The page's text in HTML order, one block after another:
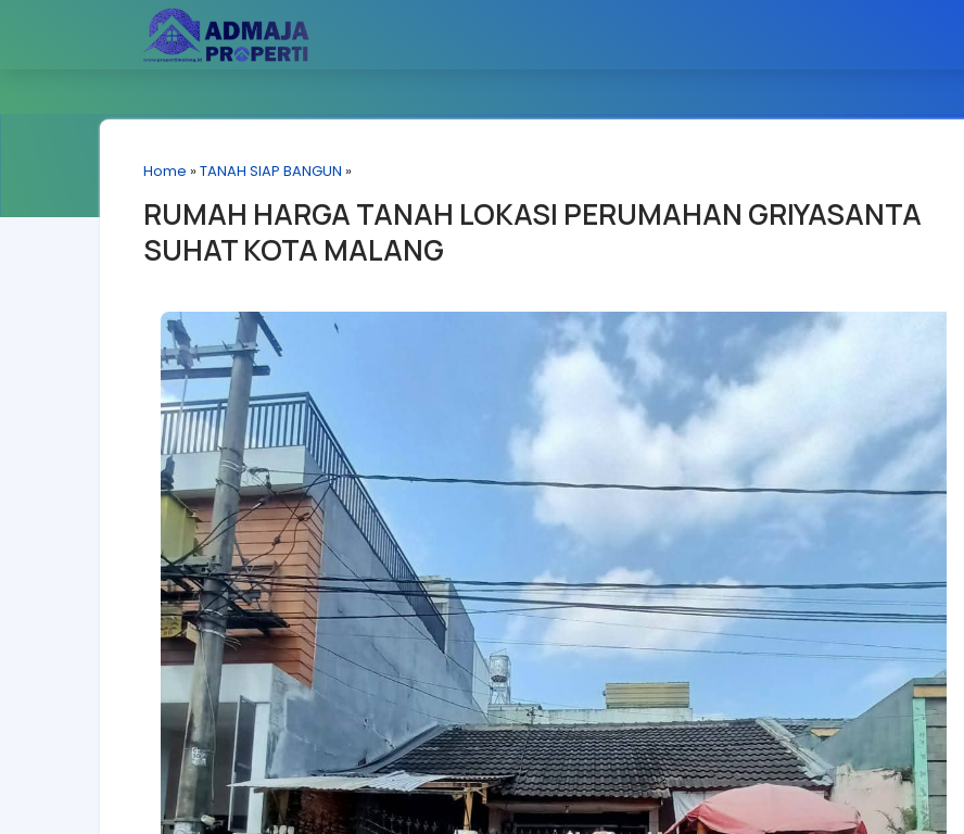
Home »TANAH SIAP BANGUN »
RUMAH HARGA TANAH LOKASI PERUMAHAN GRIYASANTA
SUHAT KOTA MALANG